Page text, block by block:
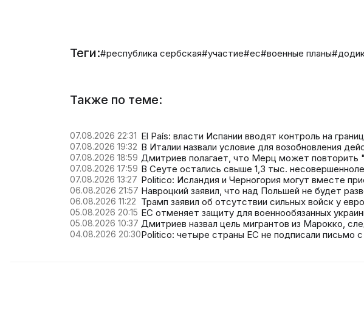
Теги:#республика сербская#участие#ес#военные планы
Также по теме:
07.08.2026 22:31 El País: власти Испании вводят контроль на
07.08.2026 19:32 В Италии назвали условие для возобновления
07.08.2026 18:59 Дмитриев полагает, что Мерц может повторить
07.08.2026 17:59 В Сеуте остались свыше 1,3 тыс.
07.08.2026 13:27 Politico: Исландия и Черногория могут вместе
06.08.2026 21:57 Навроцкий заявил, что над Польшей не будет
06.08.2026 11:22 Трамп заявил об отсутствии сильных войск у
05.08.2026 20:15 ЕС отменяет защиту для военнообязанных
05.08.2026 10:37 Дмитриев назвал цель мигрантов из Марокко,
04.08.2026 20:30Politico: четыре страны ЕС не подписали письмо